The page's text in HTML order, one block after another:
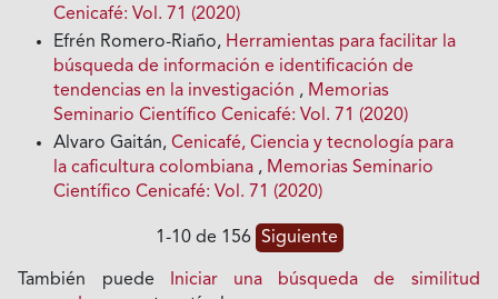
Cenicafé: Vol. 71 (2020)
Efrén Romero-Riaño, Herramientas para facilitar la
búsqueda de información e identificación de
tendencias en la investigación , Memorias
Seminario Científico Cenicafé: Vol. 71 (2020)
Alvaro Gaitán,Cenicafé, Ciencia y tecnología para
la caficultura colombiana , Memorias Seminario
Científico Cenicafé: Vol. 71 (2020)
1-10 de 156 Siguiente
También puede
Iniciar una búsqueda de similitud